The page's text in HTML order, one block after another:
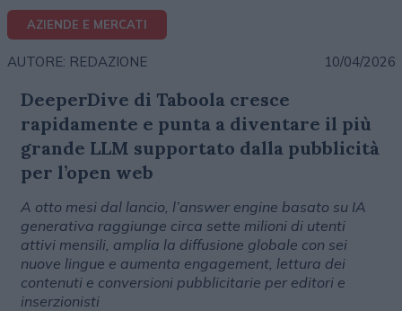
AZIENDE E MERCATI
AUTORE: REDAZIONE 10/04/2026
DeeperDive di Taboola cresce
rapidamente e punta a diventare il più
grande LLM supportato dalla pubblicità
per l’open web
A otto mesi dal lancio, l’answer engine basato su IA
generativa raggiunge circa sette milioni di utenti
attivi mensili, amplia la diffusione globale con sei
nuove lingue e aumenta engagement, lettura dei
contenuti e conversioni pubblicitarie per editori e
inserzionisti